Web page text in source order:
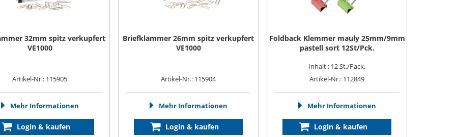
32mm spitz verkupfert
VE1000
Artikel-Nr.: 115905
Mehr Informationen
Login & kaufen
Briefklammer 26mm spitz verkupfert
VE1000
Artikel-Nr.: 115904
Mehr Informationen
Login & kaufen
Foldback Klemmer mauly 25mm/9mm
pastell sort 12St/Pck.
Inhalt : 12 St./Pack.
Artikel-Nr.: 112849
Mehr Informationen
Login & kaufen